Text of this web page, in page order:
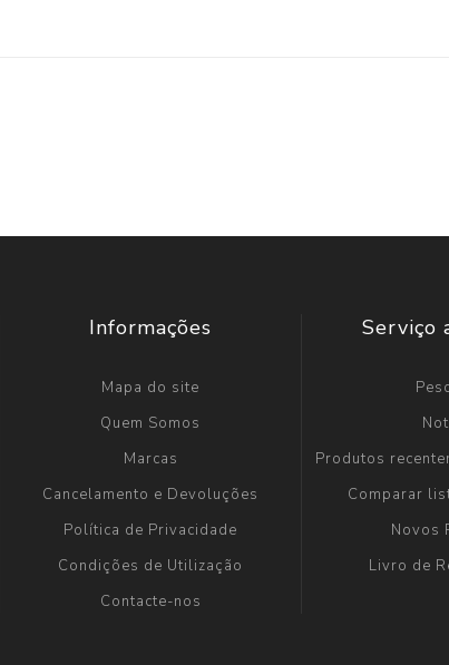
Informações
Mapa do site
Quem Somos
Marcas
Cancelamento e Devoluções
Política de Privacidade
Condições de Utilização
Contacte-nos
Serviço
Produtos
Comparar
Novos
Livro de